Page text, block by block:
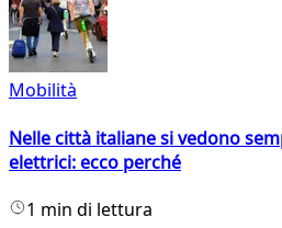
Mobilità
Nelle città italiane si vedono
elettrici: ecco perché
1 min di lettura